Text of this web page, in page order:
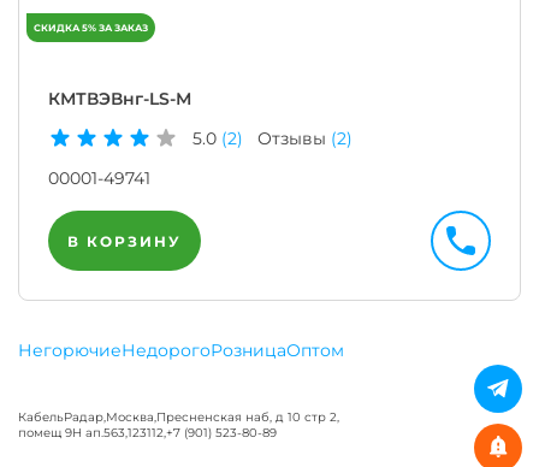
КМТВЭВнг-LS-М
5.0 (2) Отзывы (2)
00001-49741
В КОРЗИНУ
НегорючиеНедорогоРозницаОптом
КабельРадар,Москва,Пресненская наб, д 10 стр 2,
помещ 9Н ап.563,123112,+7 (901) 523-80-89